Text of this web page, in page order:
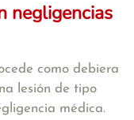
negligencias
como debiera
lesión de tipo
médica.